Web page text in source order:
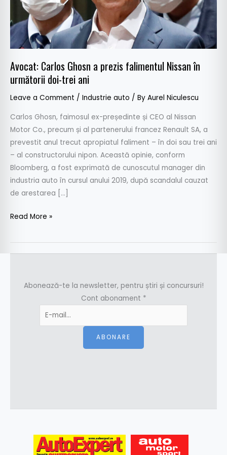
Avocat: Carlos Ghosn a prezis falimentul Nissan în
următorii doi-trei ani
Leave a Comment / Industrie auto / By Aurel Niculescu
Carlos Ghosn, faimosul ex-președinte și CEO al Nissan
Motor Co., precum și al partenerului francez Renault SA, a
prevestit anul trecut apropiatul faliment – în doi sau trei ani
– al constructorului nipon. Această opinie, conform
Bloomberg, a fost exprimată de cunoscutul manager din
industria auto în cursul anului 2019, după scandalul cauzat
de arestarea […]
următorii
doi-
trei
Read More »
Abonează-te la newsletter, pentru știri și concursuri!
Cont abonament *
ABONARE